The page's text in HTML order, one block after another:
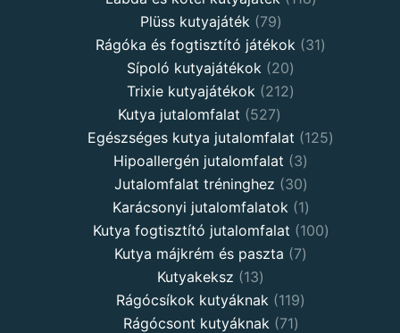
Plüss kutyajáték
79
Rágóka és fogtisztító játékok
31
Sípoló kutyajátékok
20
Trixie kutyajátékok
212
Kutya jutalomfalat
527
Egészséges kutya jutalomfalat
125
Hipoallergén jutalomfalat
3
Jutalomfalat tréninghez
30
Karácsonyi jutalomfalatok
1
Kutya fogtisztító jutalomfalat
100
Kutya májkrém és paszta
7
Kutyakeksz
13
Rágócsíkok kutyáknak
119
Rágócsont kutyáknak
71